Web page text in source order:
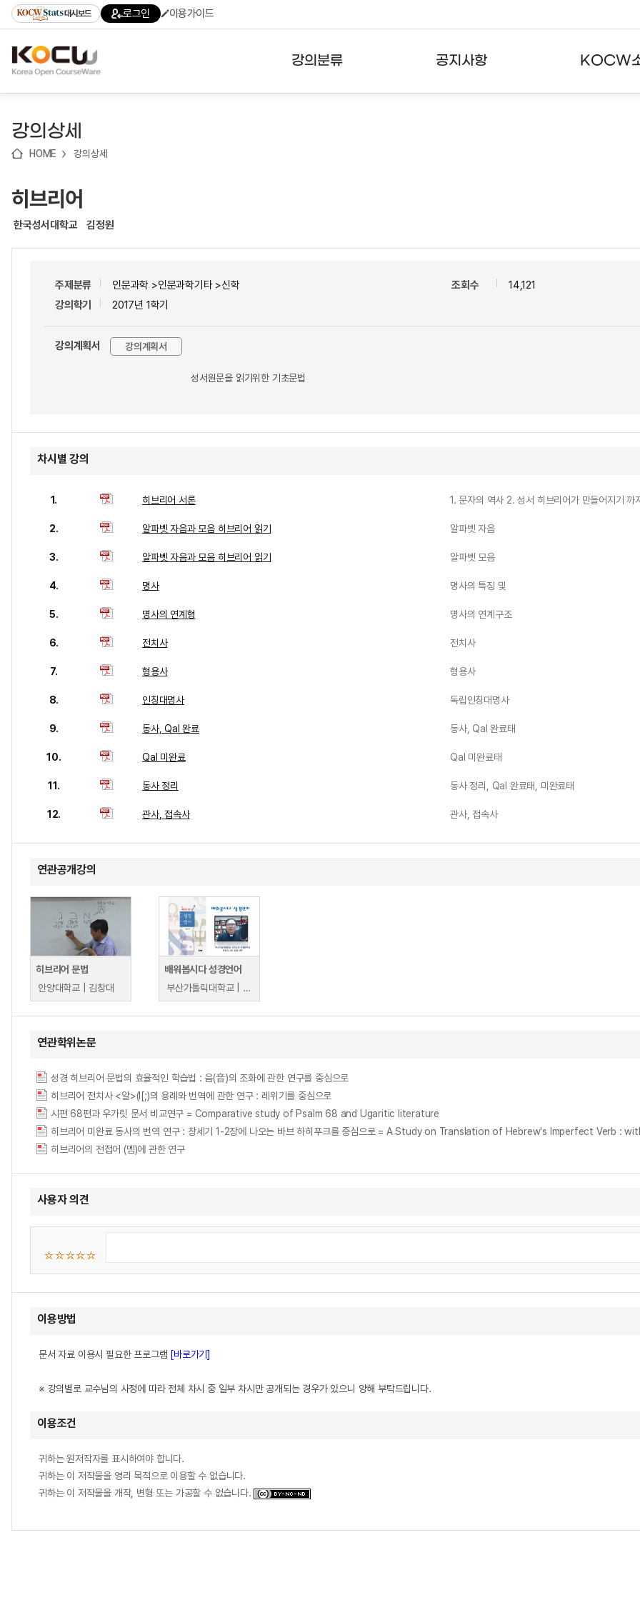
기
기
기
content)
가
대시보드 로그인 이용가이드
강의분류 공지사항 KOCW
강의상세
HOME 강의상세
히브리어
한국성서대학교 김정원
주제분류
인문과학 >인문과학기타 >신학
강의학기
2017년 1학기
조회수 14,121
강의계획서 강의계획서
성서원문을 읽기위한 기초문법
차시별 강의
1. 히브리어 서론 1. 문자의 역사 2. 성서 히브리어가 만들어지기 까
2. 알파벳 자음과 모음 히브리어 읽기 알파벳 자음
3. 알파벳 자음과 모음 히브리어 읽기 알파벳 모음
4. 명사 명사의 특징 및
5. 명사의 연계형 명사의 연계구조
6. 전치사 전치사
7. 형용사 형용사
8. 인칭대명사 독립인칭대명사
9. 동사, Qal 완료 동사, Qal 완료태
10. Qal 미완료 Qal 미완료태
11. 동사 정리 동사 정리, Qal 완료태, 미완료태
12. 관사, 접속사 관사, 접속사
연관공개강의
히브리어 문법
안양대학교 | 김창대
배워봅시다 성경언어
부산가톨릭대학교 | 염철호
연관학위논문
성경 히브리어 문법의 효율적인 학습법 : 음(音)의 조화에 관한 연구를 중심으로
히브리어 전치사 <알>(I[;)의 용례와 번역에 관한 연구 : 레위기를 중심으로
시편 68편과 우가릿 문서 비교연구 = Comparative study of Psalm 68 and Ugaritic literature
히브리어 미완료 동사의 번역 연구 : 창세기 1-2장에 나오는 바브 하히푸크를 중심으로 = A Study on Translation of Hebrew's Imperfect Verb
히브리어의 전접어 (멤)에 관한 연구
사용자 의견
이용방법
문서 자료 이용시 필요한 프로그램 [바로가기]
※ 강의별로 교수님의 사정에 따라 전체 차시 중 일부 차시만 공개되는 경우가 있으니 양해 부탁드립니다.
이용조건
귀하는 원저작자를 표시하여야 합니다.
귀하는 이 저작물을 영리 목적으로 이용할 수 없습니다.
귀하는 이 저작물을 개작, 변형 또는 가공할 수 없습니다.